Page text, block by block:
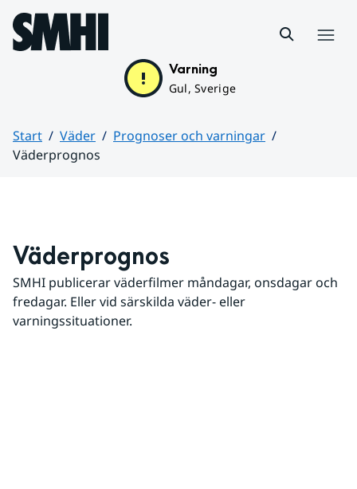
Hoppa till sidans innehåll
Varning
Gul, Sverige
Start Väder
Prognoser och varningar
Väderprognos
Väderprognos
SMHI publicerar väderfilmer måndagar, onsdagar och
fredagar. Eller vid särskilda väder- eller
varningssituationer.